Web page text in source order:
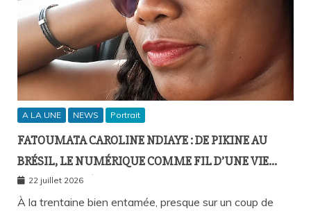
A LA UNE NEWS Portrait
FATOUMATA CAROLINE NDIAYE : DE PIKINE AU
BRÉSIL, LE NUMÉRIQUE COMME FIL D’UNE VIE
SANS FRONTIÈRES
22 juillet 2026
À la trentaine bien entamée, presque sur un coup de